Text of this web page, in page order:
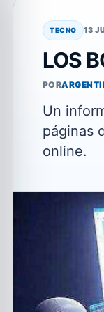
TECNO 13
LOS
POR
Un
páginas
online.